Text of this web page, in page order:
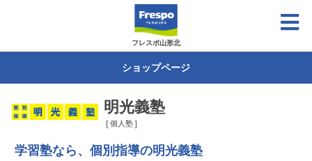
フレスポ山形北
ショップページ
明光義塾
[ 個人塾 ]
学習塾なら、個別指導の明光義塾